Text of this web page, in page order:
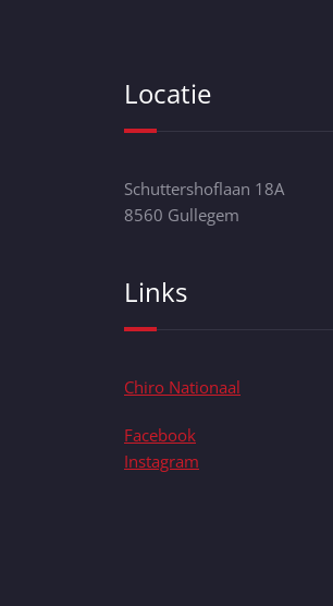
Locatie
Schuttershoflaan 18A
8560 Gullegem
Links
Chiro Nationaal
Facebook
Instagram